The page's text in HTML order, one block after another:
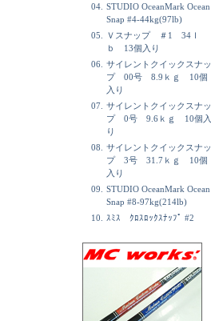
04. STUDIO OceanMark Ocean
Snap #4-44kg(97lb)
05.
Ｖスナップ ＃1 34ｌ
ｂ 13個入り
06. サイレントクイックスナッ
プ 00号 8.9ｋｇ 10個
入り
07. サイレントクイックスナッ
プ 0号 9.6ｋｇ 10個入
り
08.
サイレントクイックスナッ
プ 3号 31.7ｋｇ 10個
入り
09.
STUDIO OceanMark Ocean
Snap #8-97kg(214lb)
10.
ｽﾐｽ ｸﾛｽﾛｯｸｽﾅｯﾌﾟ #2